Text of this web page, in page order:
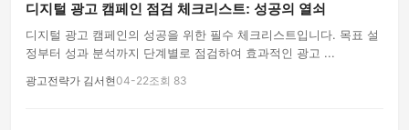
디지털 광고 캠페인 점검 체크리스트: 성공의 열쇠
디지털 광고 캠페인의 성공을 위한 필수 체크리스트입니다. 목표 설
정부터 성과 분석까지 단계별로 점검하여 효과적인 광고 ...
광고전략가 김서현04-22조회 83